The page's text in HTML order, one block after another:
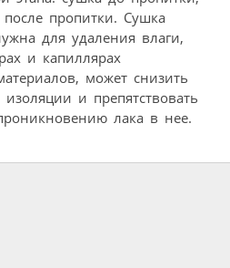
пропитки. Сушка
для удаления влаги,
и капиллярах
может снизить
и препятствовать
лака в нее.